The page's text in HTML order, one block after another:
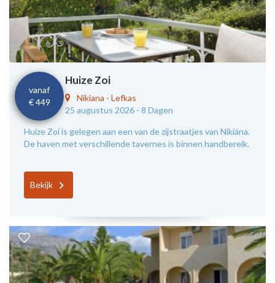
vanaf
€ 449
Huize Zoi
Nikiana - Lefkas
25 augustus 2026 - 8 Dagen
Huize Zoí is gelegen aan een van de zijstraatjes van Nikiána.
De haven met verschillende tavernes is binnen handbereik.
Bekijk